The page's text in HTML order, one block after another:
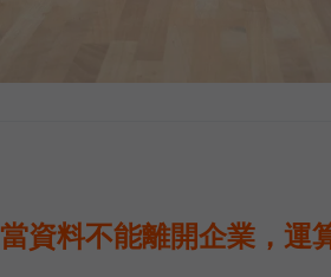
當資料不能離開企業，運